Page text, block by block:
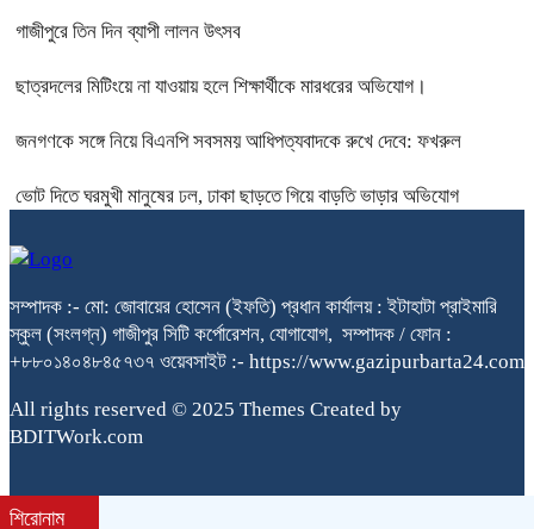
গাজীপুরে তিন দিন ব্যাপী লালন উৎসব
ছাত্রদলের মিটিংয়ে না যাওয়ায় হলে শিক্ষার্থীকে মারধরের অভিযোগ।
জনগণকে সঙ্গে নিয়ে বিএনপি সবসময় আধিপত্যবাদকে রুখে দেবে: ফখরুল
ভোট দিতে ঘরমুখী মানুষের ঢল, ঢাকা ছাড়তে গিয়ে বাড়তি ভাড়ার অভিযোগ
সম্পাদক :- মো: জোবায়ের হোসেন (ইফতি) প্রধান কার্যালয় : ইটাহাটা প্রাইমারি
স্কুল (সংলগ্ন) গাজীপুর সিটি কর্পোরেশন, যোগাযোগ, সম্পাদক / ফোন :
+৮৮০১৪০৪৮৪৫৭৩৭ ওয়েবসাইট :- https://www.gazipurbarta24.com
All rights reserved © 2025 Themes Created by
BDITWork.com
শিরোনাম
bdit.com.bd